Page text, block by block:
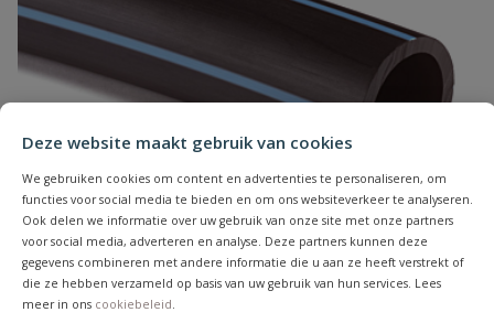
Deze website maakt gebruik van cookies
We gebruiken cookies om content en advertenties te personaliseren, om
functies voor social media te bieden en om ons websiteverkeer te analyseren.
Ook delen we informatie over uw gebruik van onze site met onze partners
voor social media, adverteren en analyse. Deze partners kunnen deze
gegevens combineren met andere informatie die u aan ze heeft verstrekt of
die ze hebben verzameld op basis van uw gebruik van hun services. Lees
meer in ons cookiebeleid
Naam
Samenvatting
Beoordeling
Beoordeling versturen
Tyleenslang ZPE